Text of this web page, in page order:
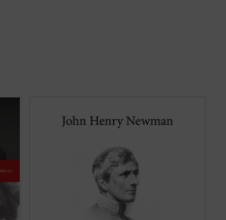
literatura autobiográfica universal, supuso
rechazo que había causado en Inglaterra
su conversión al catolicismo. La presente ...